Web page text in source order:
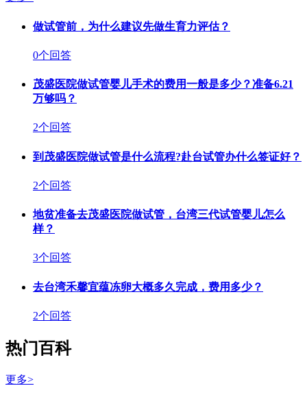
做试管前，为什么建议先做生育力评估？
0个回答
茂盛医院做试管婴儿手术的费用一般是多少？准备6.21
万够吗？
2个回答
到茂盛医院做试管是什么流程?赴台试管办什么签证好？
2个回答
地贫准备去茂盛医院做试管，台湾三代试管婴儿怎么
样？
3个回答
去台湾禾馨宜蕴冻卵大概多久完成，费用多少？
2个回答
热门百科
更多>